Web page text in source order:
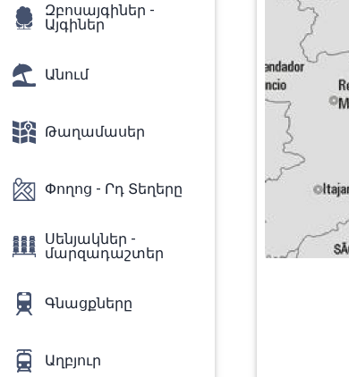
Զբոսայգիներ -
Այգիներ
Անում
Թաղամասեր
Փողոց - Րդ Տեղերը
Սենյակներ -
մարզադաշտեր
Գնացքները
Աղբյուր